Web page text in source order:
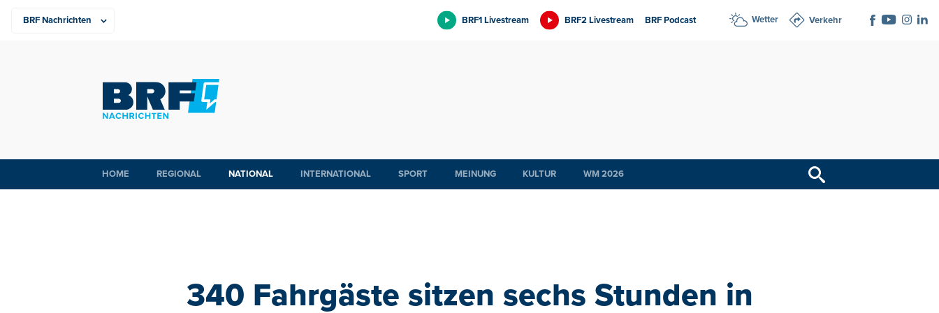
BRF1 Livestream BRF2 Livestream BRF Podcast Wetter Verkehr
HOME REGIONAL NATIONAL INTERNATIONAL SPORT MEINUNG KULTUR WM 2026
340 Fahrgäste sitzen sechs Stunden in